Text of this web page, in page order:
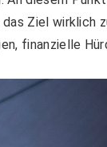
Ziel wirklich
finanzielle